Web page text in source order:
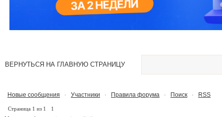
ВЕРНУТЬСЯ НА ГЛАВНУЮ СТРАНИЦУ
Новые сообщения · Участники · Правила форума · Поиск · RSS
Страница 1 из 1
1